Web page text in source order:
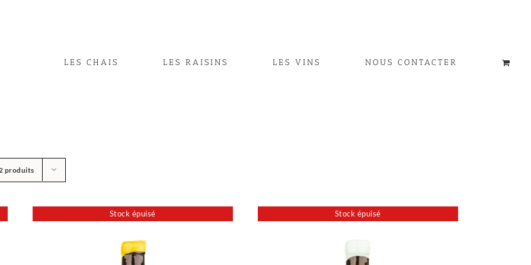
LES CHAIS LES RAISINS LES VINS NOUS CONTACTER
produits
Stock épuisé Stock épuisé